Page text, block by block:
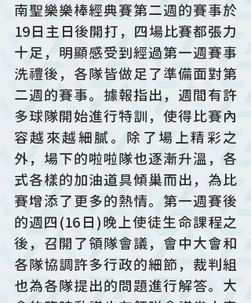
南聖樂樂棒經典賽第二週的賽事於
19日主日後開打，四場比賽都張力
十足，明顯感受到經過第一週賽事
洗禮後，各隊皆做足了準備面對第
二週的賽事。據報指出，週間有許
多球隊開始進行特訓，使得比賽內
容越來越細膩。除了場上精彩之
外，場下的啦啦隊也逐漸升溫，各
式各樣的加油道具傾巢而出，為比
賽增添了更多的熱情。第一週賽後
的週四(16日)晚上使徒生命課程之
後，召開了領隊會議，會中大會和
各隊協調許多行政的細節，裁判組
也為各隊提出的問題進行解答。大